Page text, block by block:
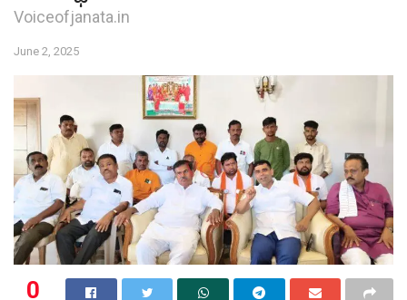
Voiceofjanata.in
June 2, 2025
0